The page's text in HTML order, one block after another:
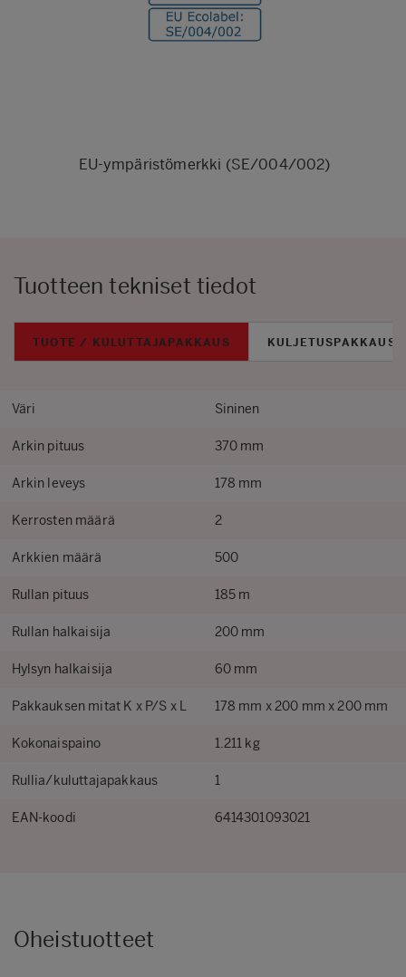
EU-ympäristömerkki (SE/004/002)
Tuotteen tekniset tiedot
TUOTE / KULUTTAJAPAKKAUS KULJETUSPAKKAUS
Väri Sininen
Arkin pituus 370 mm
Arkin leveys 178 mm
Kerrosten määrä 2
Arkkien määrä 500
Rullan pituus 185 m
Rullan halkaisija 200 mm
Hylsyn halkaisija 60 mm
Pakkauksen mitat K x P/S x L 178 mm x 200 mm x 200 mm
Kokonaispaino 1.211 kg
Rullia/kuluttajapakkaus 1
EAN-koodi 6414301093021
Oheistuotteet